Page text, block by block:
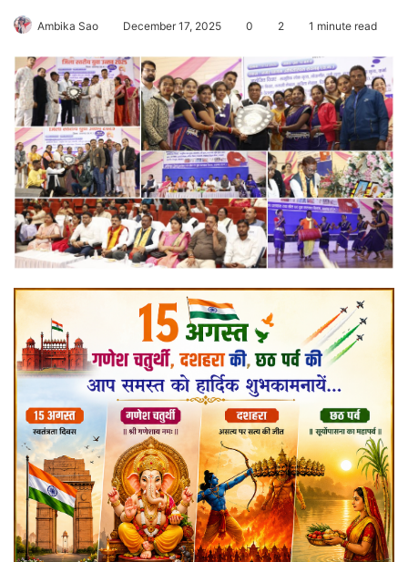
Ambika Sao December 17, 2025 0 2 1 minute read